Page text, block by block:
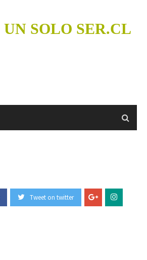
UN SOLO SER.CL
Tweet on twitter